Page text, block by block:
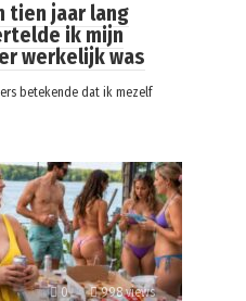
tien jaar lang
ik mijn
werkelijk was
betekende dat ik mezelf
0 998 views